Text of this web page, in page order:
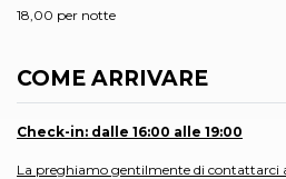
18,00 per notte
COME ARRIVARE
Check-in: dalle 16:00 alle 19:00
La preghiamo gentilmente di contattarci